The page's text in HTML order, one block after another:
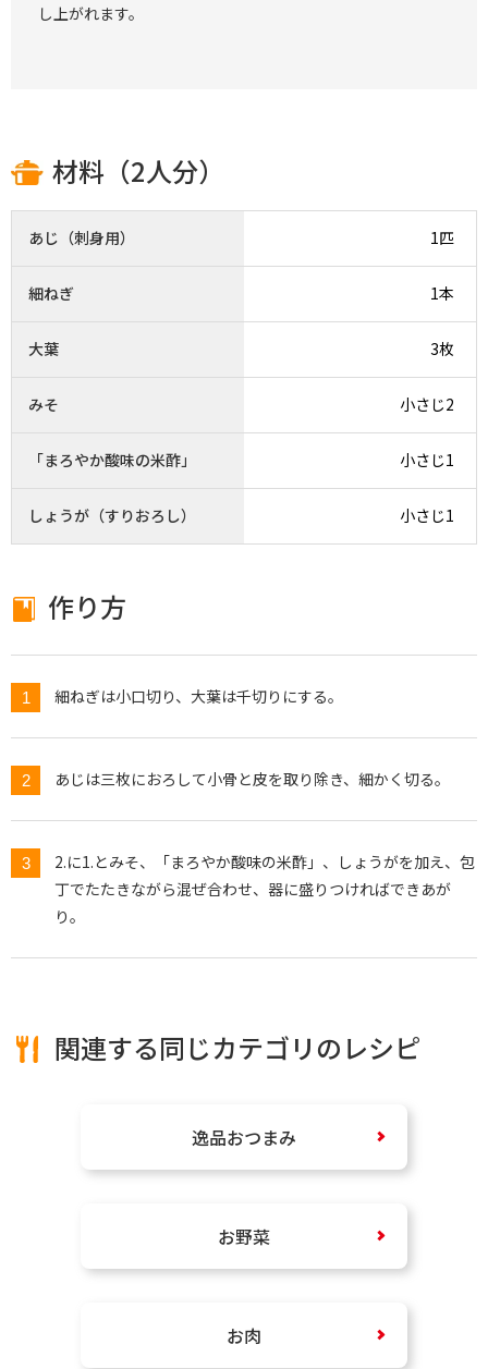
し上がれます。
材料（2人分）
あじ（刺身用） 1匹
細ねぎ 1本
大葉 3枚
みそ 小さじ2
「まろやか酸味の米酢」 小さじ1
しょうが（すりおろし） 小さじ1
作り方
細ねぎは小口切り、大葉は千切りにする。
あじは三枚におろして小骨と皮を取り除き、細かく切る。
2.に1.とみそ、「まろやか酸味の米酢」、しょうがを加え、包
丁でたたきながら混ぜ合わせ、器に盛りつければできあが
り。
関連する同じカテゴリのレシピ
逸品おつまみ
お野菜
お肉